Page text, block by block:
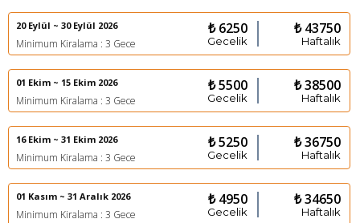
20 Eylül ~ 30 Eylül 2026
Minimum Kiralama : 3 Gece
₺ 6250
Gecelik
₺ 43750
Haftalık
01 Ekim ~ 15 Ekim 2026
Minimum Kiralama : 3 Gece
₺ 5500
Gecelik
₺ 38500
Haftalık
16 Ekim ~ 31 Ekim 2026
Minimum Kiralama : 3 Gece
₺ 5250
Gecelik
₺ 36750
Haftalık
01 Kasım ~ 31 Aralık 2026
Minimum Kiralama : 3 Gece
₺ 4950
Gecelik
₺ 34650
Haftalık